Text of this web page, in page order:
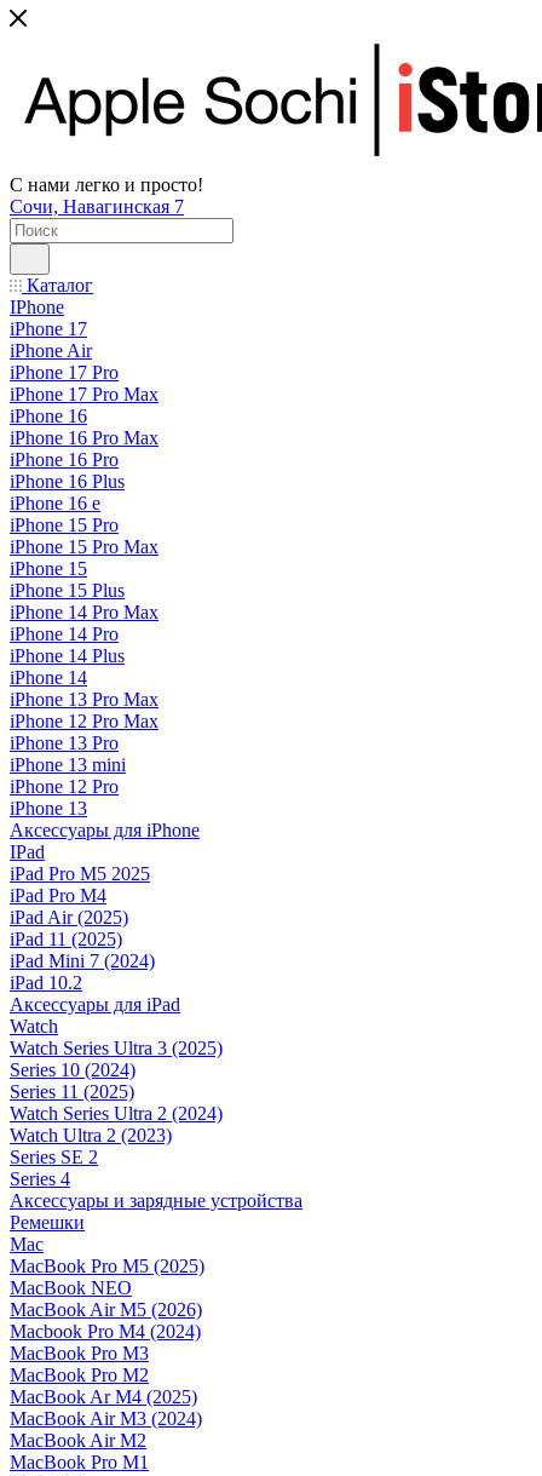
С нами легко и просто!
Сочи, Навагинская 7
Каталог
IPhone
iPhone 17
iPhone Air
iPhone 17 Pro
iPhone 17 Pro Max
iPhone 16
iPhone 16 Pro Max
iPhone 16 Pro
iPhone 16 Plus
iPhone 16 e
iPhone 15 Pro
iPhone 15 Pro Max
iPhone 15
iPhone 15 Plus
iPhone 14 Pro Max
iPhone 14 Pro
iPhone 14 Plus
iPhone 14
iPhone 13 Pro Max
iPhone 12 Pro Max
iPhone 13 Pro
iPhone 13 mini
iPhone 12 Pro
iPhone 13
Аксессуары для iPhone
IPad
iPad Pro M5 2025
iPad Pro M4
iPad Air (2025)
iPad 11 (2025)
iPad Mini 7 (2024)
iPad 10.2
Аксессуары для iPad
Watch
Watch Series Ultra 3 (2025)
Series 10 (2024)
Series 11 (2025)
Watch Series Ultra 2 (2024)
Watch Ultra 2 (2023)
Series SE 2
Series 4
Аксессуары и зарядные устройства
Ремешки
Mac
MacBook Pro M5 (2025)
MacBook NEO
MacBook Air M5 (2026)
Macbook Pro M4 (2024)
MacBook Pro M3
MacBook Pro M2
MacBook Ar M4 (2025)
MacBook Air M3 (2024)
MacBook Air M2
MacBook Pro M1